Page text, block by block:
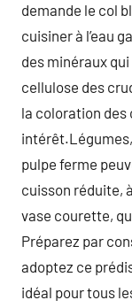
demande le col
cuisiner à l’eau
des minéraux
cellulose des
la coloration des
pulpe ferme
cuisson réduite,
vase courette,
Préparez par
adoptez ce
idéal pour tous